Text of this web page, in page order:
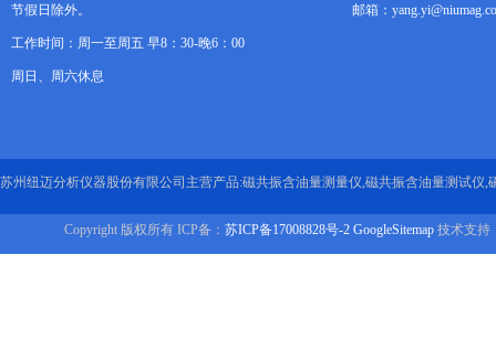
节假日除外。
工作时间：周一至周五 早8：30-晚6：00
周日、周六休息
邮箱：
苏州纽迈分析仪器股份有限公司主营产品:磁共振含油量测量仪,磁共振含油量测试仪,
Copyright 版权所有 ICP备： 苏ICP备17008828号-2 GoogleSitemap 技术支持